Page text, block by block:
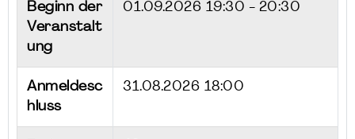
Beginn der
Veranstalt
ung
01.09.2026 19:30 - 20:30
Anmeldesc
hluss
31.08.2026 18:00